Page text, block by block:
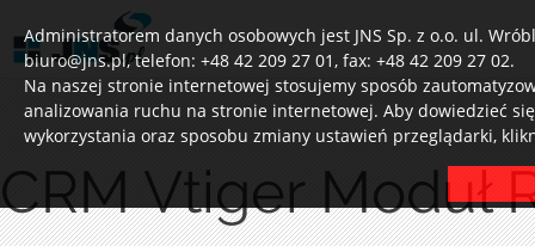
Administratorem danych osobowych jest JNS Sp. z o.o. ul.
biuro@jns.pl, telefon: +48 42 209 27 01, fax: +48 42 209 27 02.
Na naszej stronie internetowej stosujemy sposób
analizowania ruchu na stronie internetowej. Aby dowiedzieć
wykorzystania oraz sposobu zmiany ustawień przeglądarki,
CRM Vtiger Moduł